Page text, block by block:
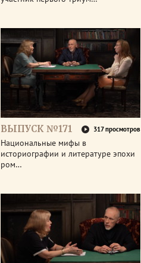
ВЫПУСК №171 317 просмотров
Национальные мифы в
историографии и литературе эпохи
ром…